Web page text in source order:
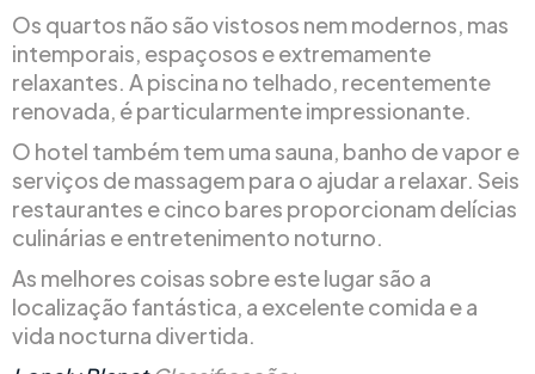
Os quartos não são vistosos nem modernos, mas
intemporais, espaçosos e extremamente
relaxantes. A piscina no telhado, recentemente
renovada, é particularmente impressionante.
O hotel também tem uma sauna, banho de vapor e
serviços de massagem para o ajudar a relaxar. Seis
restaurantes e cinco bares proporcionam delícias
culinárias e entretenimento noturno.
As melhores coisas sobre este lugar são a
localização fantástica, a excelente comida e a
vida nocturna divertida.